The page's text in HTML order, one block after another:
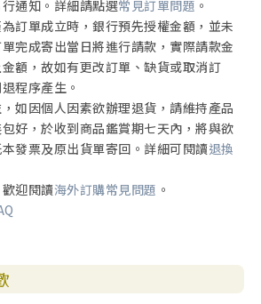
通知。詳細請點選常見訂單問題 。
訂單成立時，銀行預先授權金額，並未
完成寄出當日將進行請款，實際請款金
額，故如有更改訂單、缺貨或取消訂
程序產生。
如因個人因素欲辦理退貨，請維持產品
好，於收到商品鑑賞期七天內，將與欲
發票及原出貨單寄回。詳細可閱讀退換
迎閱讀海外訂購常見問題 。